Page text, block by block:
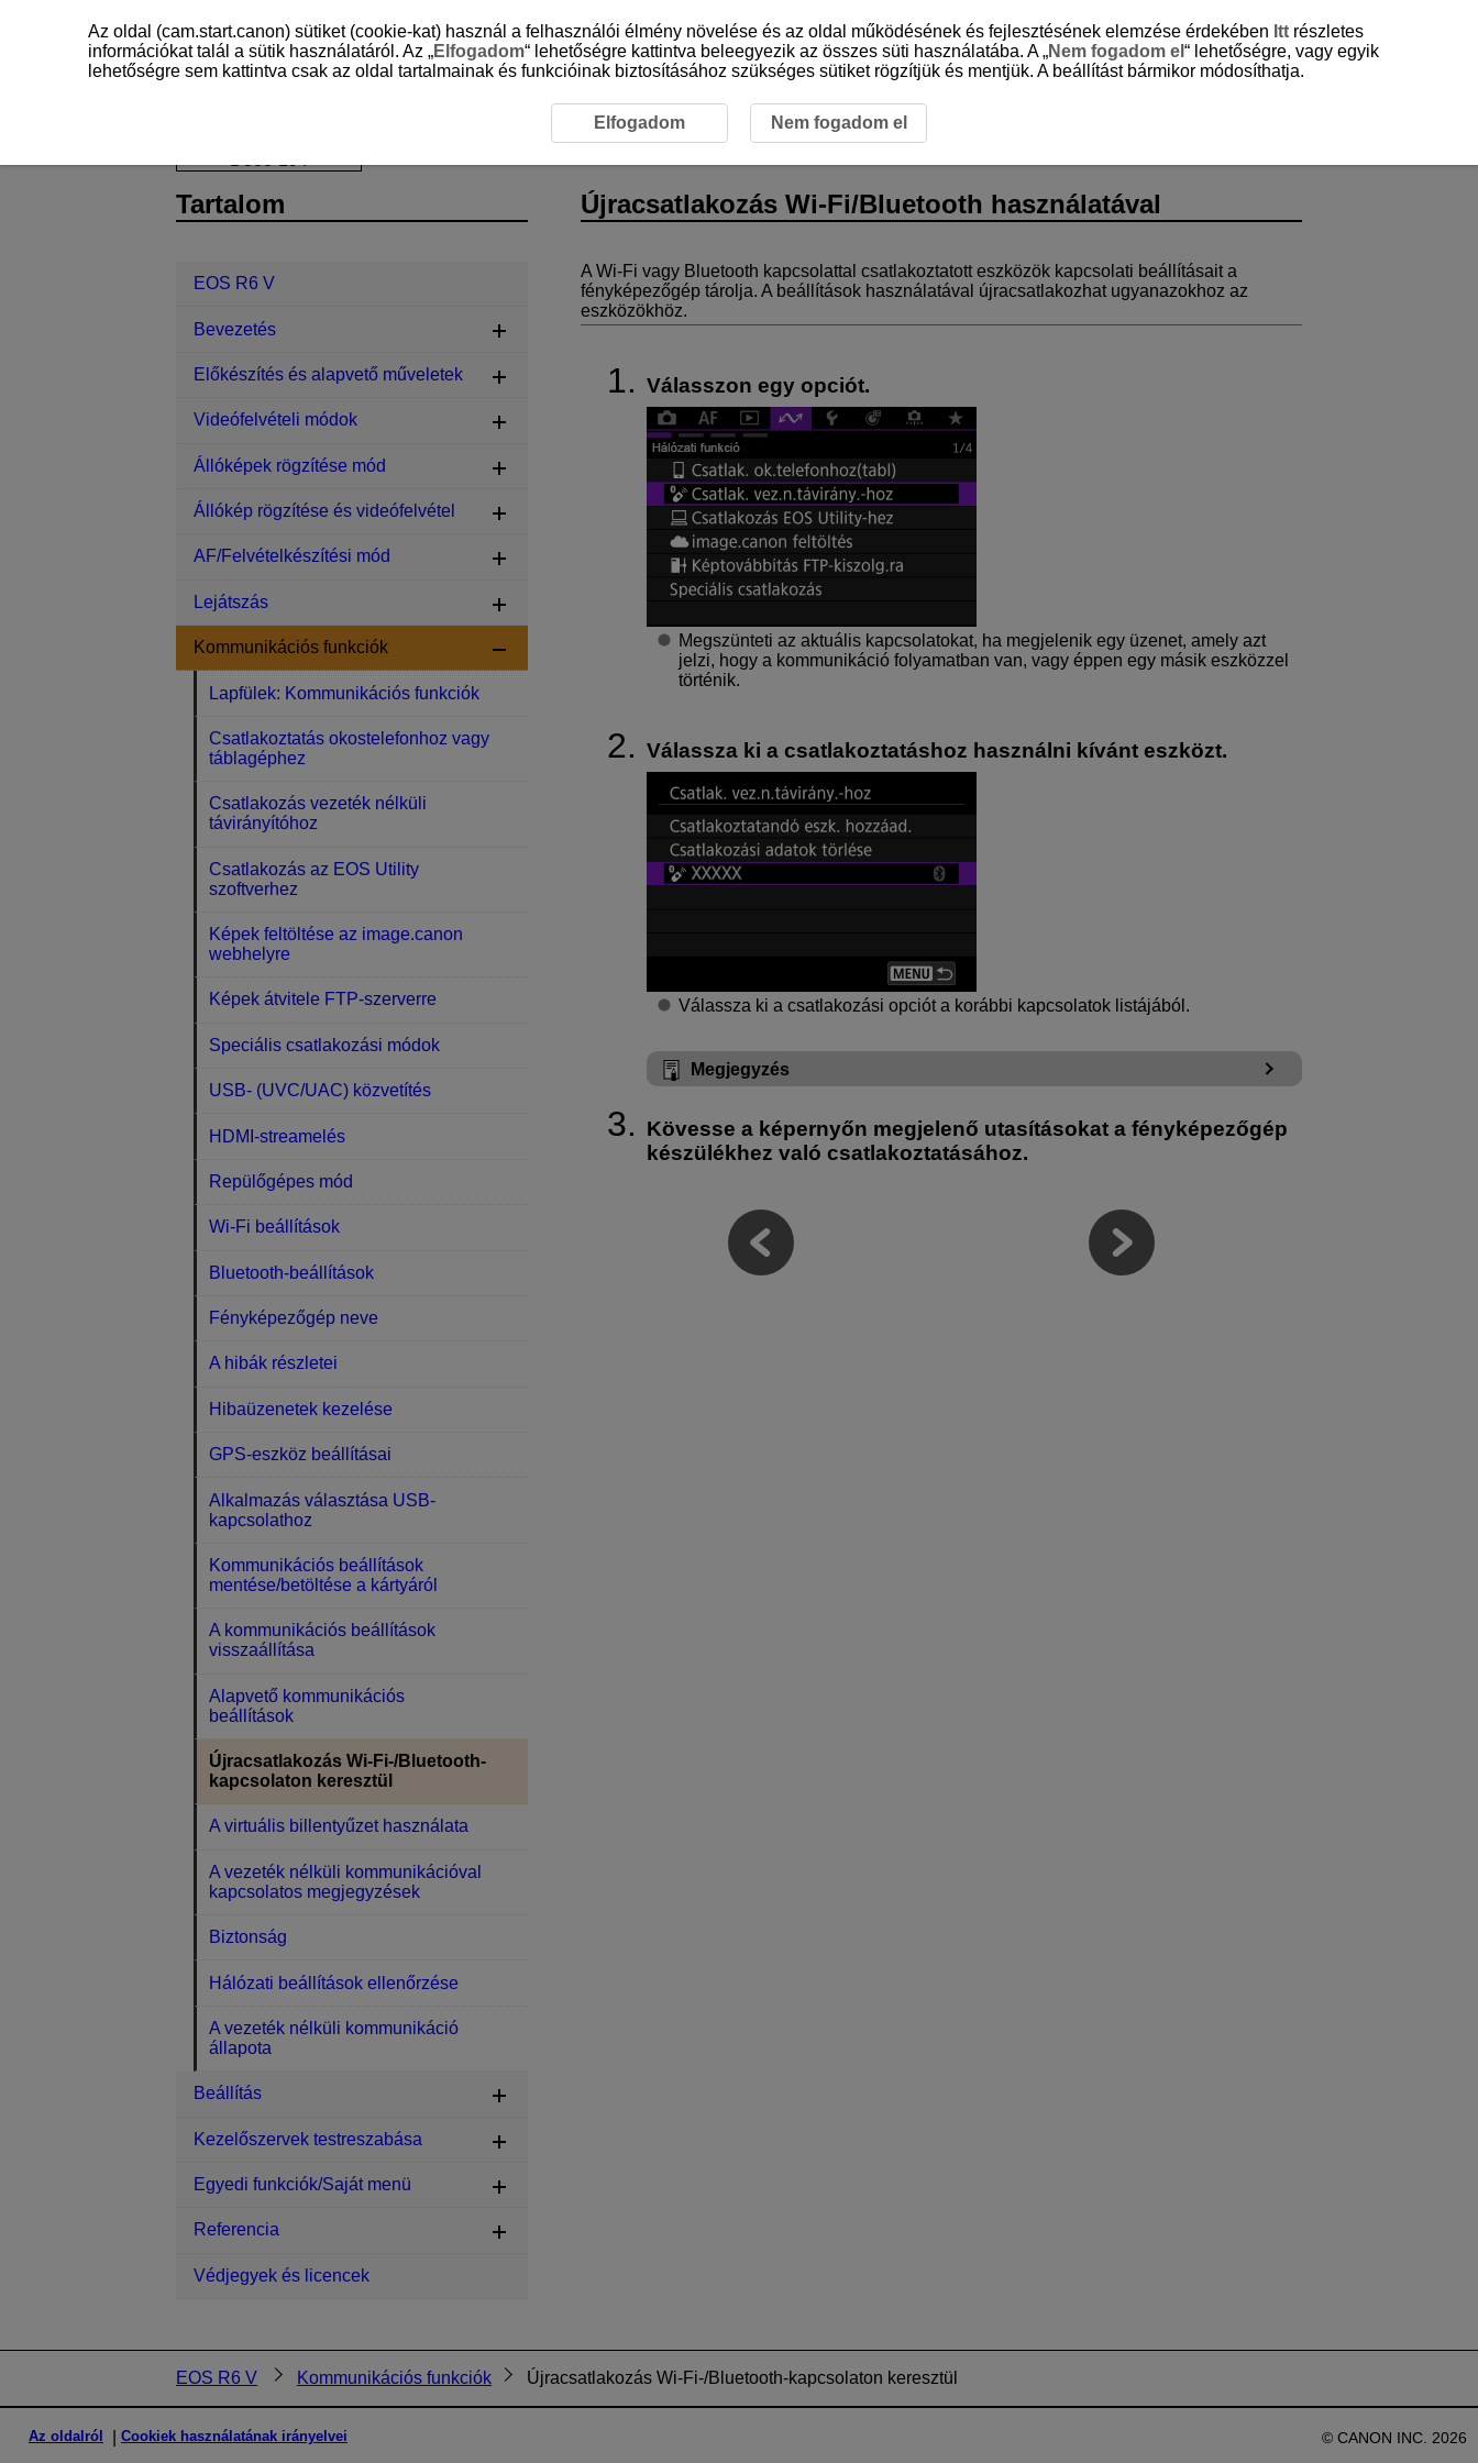
Újracsatlakozás Wi-Fi-/Bluetooth-kapcsolaton keresztül
Újracsatlakozás Wi-Fi/Bluetooth használatával
A Wi-Fi vagy Bluetooth kapcsolattal csatlakoztatott eszközök kapcsolati beállításait a
fényképezőgép tárolja. A beállítások használatával újracsatlakozhat ugyanazokhoz az
eszközökhöz.
Válasszon egy opciót.
Megszünteti az aktuális kapcsolatokat, ha megjelenik egy üzenet, amely azt
jelzi, hogy a kommunikáció folyamatban van, vagy éppen egy másik eszközzel
történik.
Válassza ki a csatlakoztatáshoz használni kívánt eszközt.
Válassza ki a csatlakozási opciót a korábbi kapcsolatok listájából.
Megjegyzés
Kövesse a képernyőn megjelenő utasításokat a fényképezőgép
készülékhez való csatlakoztatásához.
Tartalom
EOS R6 V
Bevezetés
Előkészítés és alapvető műveletek
Videófelvételi módok
Állóképek rögzítése mód
Állókép rögzítése és videófelvétel
AF/Felvételkészítési mód
Lejátszás
Kommunikációs funkciók
Lapfülek: Kommunikációs funkciók
Csatlakoztatás okostelefonhoz vagy
táblagéphez
Csatlakozás vezeték nélküli
távirányítóhoz
Csatlakozás az EOS Utility
szoftverhez
Képek feltöltése az image.canon
webhelyre
Képek átvitele FTP-szerverre
Speciális csatlakozási módok
USB- (UVC/UAC) közvetítés
HDMI-streamelés
Repülőgépes mód
Wi-Fi beállítások
Bluetooth-beállítások
Fényképezőgép neve
A hibák részletei
Hibaüzenetek kezelése
GPS-eszköz beállításai
Alkalmazás választása USB-
kapcsolathoz
Kommunikációs beállítások
mentése/betöltése a kártyáról
A kommunikációs beállítások
visszaállítása
Alapvető kommunikációs
beállítások
Újracsatlakozás Wi-Fi-/Bluetooth-
kapcsolaton keresztül
A virtuális billentyűzet használata
A vezeték nélküli kommunikációval
kapcsolatos megjegyzések
Biztonság
Hálózati beállítások ellenőrzése
A vezeték nélküli kommunikáció
állapota
Beállítás
Kezelőszervek testreszabása
Egyedi funkciók/Saját menü
Referencia
Védjegyek és licencek
EOS R6 V Kommunikációs funkciók Újracsatlakozás Wi-Fi-/Bluetooth-kapcsolaton keresztül
Az oldalról Cookiek használatának irányelvei © CANON INC. 2026
Az oldal (cam.start.canon) sütiket (cookie-kat) használ a felhasználói élmény növelése és az oldal működésének és fejlesztésének elemzése érdekében Itt részletes
információkat talál a sütik használatáról. Az „Elfogadom“ lehetőségre kattintva beleegyezik az összes süti használatába. A „Nem fogadom el “ lehetőségre, vagy egyik
lehetőségre sem kattintva csak az oldal tartalmainak és funkcióinak biztosításához szükséges sütiket rögzítjük és mentjük. A beállítást bármikor módosíthatja.
Elfogadom Nem fogadom el